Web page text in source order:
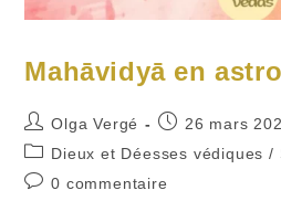
Mahāvidyā en
Auteur/autrice
de
publication :
Olga Vergé
Publication
publiée :
26 mars
Post
category:
Dieux et Déesses védiques /
Commentaires
0 commentaire